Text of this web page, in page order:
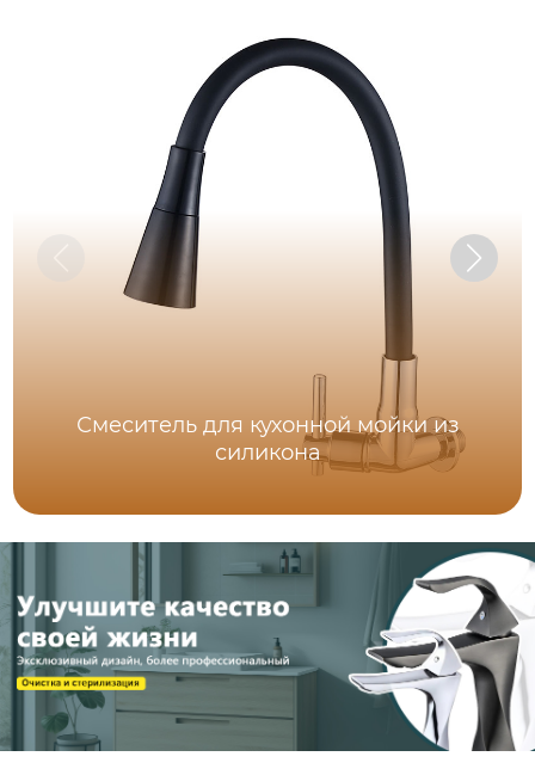
Смеситель для кухонной мойки из
силикона